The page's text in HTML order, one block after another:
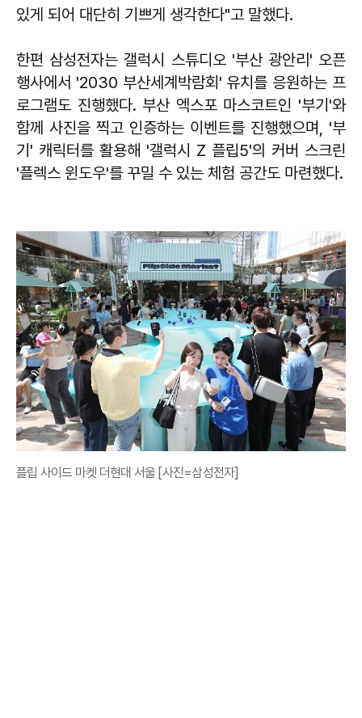
있게 되어 대단히 기쁘게 생각한다"고 말했다.
한편 삼성전자는 갤럭시 스튜디오 '부산 광안리' 오픈
행사에서 '2030 부산세계박람회' 유치를 응원하는 프
로그램도 진행했다. 부산 엑스포 마스코트인 '부기'와
함께 사진을 찍고 인증하는 이벤트를 진행했으며, '부
기' 캐릭터를 활용해 '갤럭시 Z 플립5'의 커버 스크린
'플렉스 윈도우'를 꾸밀 수 있는 체험 공간도 마련했다.
플립 사이드 마켓 더현대 서울 [사진=삼성전자]